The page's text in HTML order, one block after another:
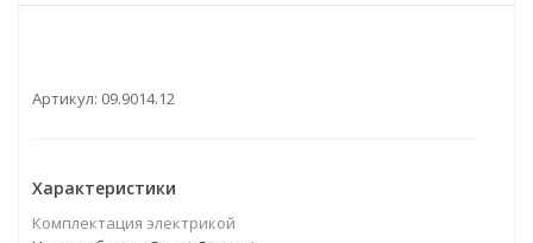
Артикул: 09.9014.12
Характеристики
Комплектация электрикой